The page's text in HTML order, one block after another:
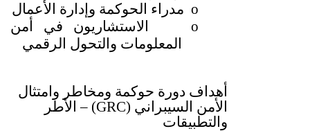
o مدراء الحوكمة وإدارة الأعمال
o
الاستشاريون في أمن
المعلومات والتحول الرقمي
أهداف دورة حوكمة ومخاطر وامتثال
الأمن السيبراني (GRC) –
الأطر
والتطبيقات